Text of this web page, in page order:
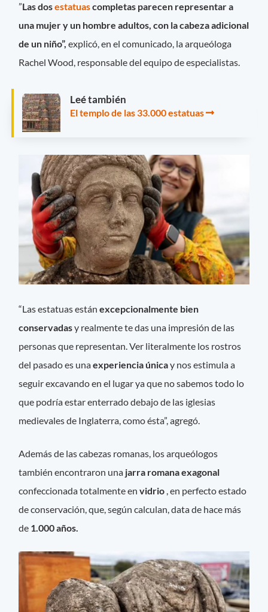
”Las dosestatuascompletas parecen representar a
una mujer y un hombre adultos, con la cabeza adicional
de un niño”, explicó, en el comunicado, la arqueóloga
Rachel Wood, responsable del equipo de especialistas.
Leé también
El templo de las 33.000 estatuas
“Las estatuas estánexcepcionalmente bien
conservadasy realmente te das una impresión de las
personas que representan. Ver literalmente los rostros
del pasado es unaexperiencia únicay nos estimula a
seguir excavando en el lugar ya que no sabemos todo lo
que podría estar enterrado debajo de las iglesias
medievales de Inglaterra, como ésta”, agregó.
Además de las cabezas romanas, los arqueólogos
también encontraron una jarra romanaexagonal
confeccionada totalmente envidrio , en perfecto estado
de conservación, que, según calculan, data de hace más
de 1.000 años.